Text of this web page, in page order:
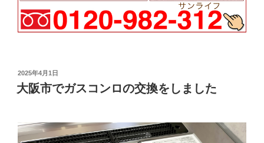
投
稿
日:
2025年4月1日
大阪市でガスコンロの交換をしました